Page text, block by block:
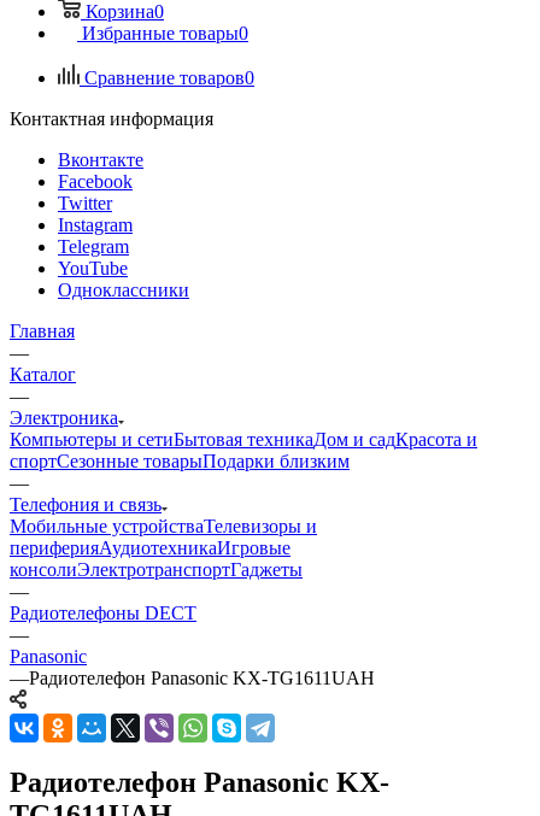
Корзина0
Избранные товары0
Сравнение товаров0
Контактная информация
Вконтакте
Facebook
Twitter
Instagram
Telegram
YouTube
Одноклассники
Главная
—
Каталог
—
Электроника
Компьютеры и сетиБытовая техникаДом и садКрасота и
спортСезонные товарыПодарки близким
—
Телефония и связь
Мобильные устройстваТелевизоры и
периферияАудиотехникаИгровые
консолиЭлектротранспортГаджеты
—
Радиотелефоны DECT
—
Panasonic
—Радиотелефон Panasonic KX-TG1611UAH
Радиотелефон Panasonic KX-